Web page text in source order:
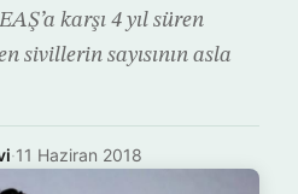
karşı 4 yıl süren
sivillerin sayısının asla
·11 Haziran 2018